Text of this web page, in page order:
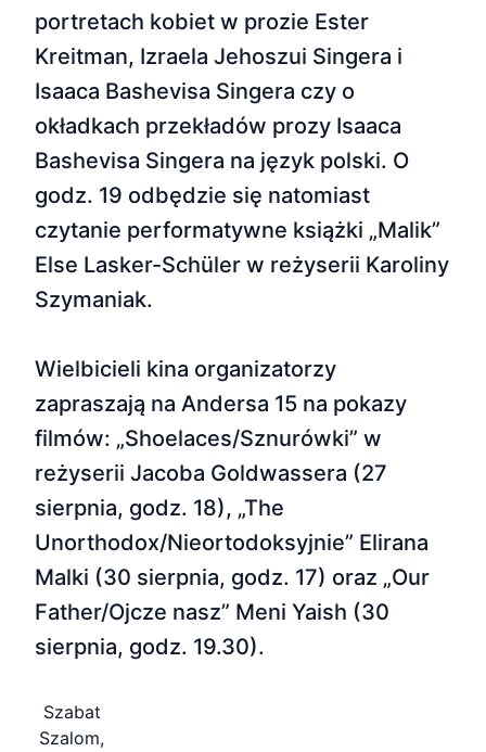
portretach kobiet w prozie Ester
Kreitman, Izraela Jehoszui Singera i
Isaaca Bashevisa Singera czy o
okładkach przekładów prozy Isaaca
Bashevisa Singera na język polski. O
godz. 19 odbędzie się natomiast
czytanie performatywne książki „Malik”
Else Lasker-Schüler w reżyserii Karoliny
Szymaniak.
Wielbicieli kina organizatorzy
zapraszają na Andersa 15 na pokazy
filmów: „Shoelaces/Sznurówki” w
reżyserii Jacoba Goldwassera (27
sierpnia, godz. 18), „The
Unorthodox/Nieortodoksyjnie” Elirana
Malki (30 sierpnia, godz. 17) oraz „Our
Father/Ojcze nasz” Meni Yaish (30
sierpnia, godz. 19.30).
Szabat
Szalom,